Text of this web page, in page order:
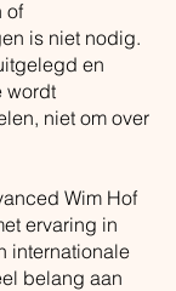
of
is niet nodig.
en
wordt
niet om over
Wim Hof
ervaring in
internationale
belang aan